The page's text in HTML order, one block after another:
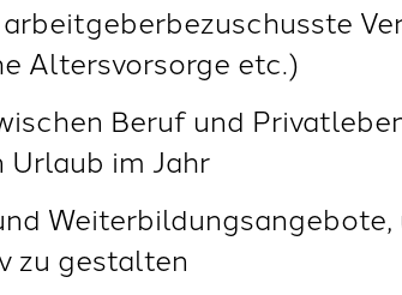
Altersvorsorge etc.)
Beruf und
im Jahr
zu gestalten